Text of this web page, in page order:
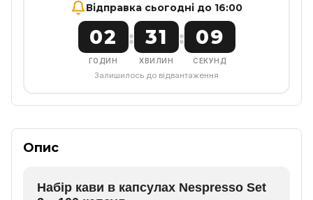
Відправка сьогодні до 16:00
02
ГОДИН
: 31
ХВИЛИН
: 08
СЕКУНД
Залишилось до відвантаження
Опис
Набір кави в капсулах Nespresso Set